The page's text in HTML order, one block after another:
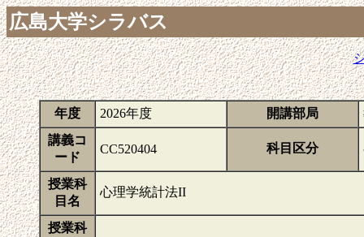
広島大学シラバス
年度 2026年度 開講部局
講義コ
ード
CC520404 科目区分
授業科
目名
心理学統計法II
授業科